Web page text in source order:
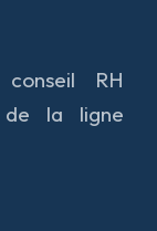
RH
de la ligne